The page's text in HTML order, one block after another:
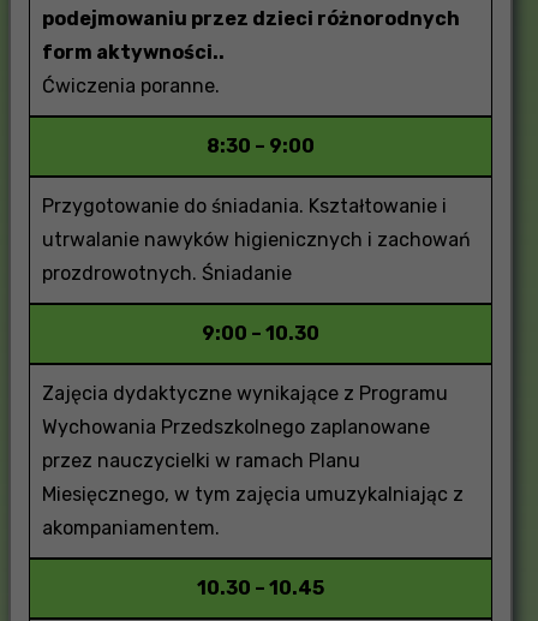
podejmowaniu przez dzieci różnorodnych
form aktywności..
Ćwiczenia poranne.
8:30 – 9:00
Przygotowanie do śniadania. Kształtowanie i
utrwalanie nawyków higienicznych i zachowań
prozdrowotnych. Śniadanie
9:00 – 10.30
Zajęcia dydaktyczne wynikające z Programu
Wychowania Przedszkolnego zaplanowane
przez nauczycielki w ramach Planu
Miesięcznego, w tym zajęcia umuzykalniając z
akompaniamentem.
10.30 – 10.45